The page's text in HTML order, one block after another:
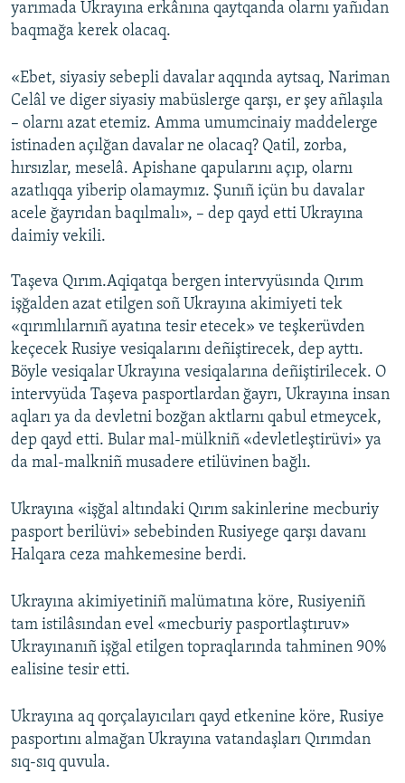
yarımada Ukrayına erkânına qaytqanda olarnı yañıdan
baqmağa kerek olacaq.
«Ebet, siyasiy sebepli davalar aqqında aytsaq, Nariman
Celâl ve diger siyasiy mabüslerge qarşı, er şey añlaşıla
– olarnı azat etemiz. Amma umumcinaiy maddelerge
istinaden açılğan davalar ne olacaq? Qatil, zorba,
hırsızlar, meselâ. Apishane qapularını açıp, olarnı
azatlıqqa yiberip olamaymız. Şunıñ içün bu davalar
acele ğayrıdan baqılmalı», – dep qayd etti Ukrayına
daimiy vekili.
Taşeva Qırım.Aqiqatqa bergen intervyüsında Qırım
işğalden azat etilgen soñ Ukrayına akimiyeti tek
«qırımlılarnıñ ayatına tesir etecek» ve teşkerüvden
keçecek Rusiye vesiqalarını deñiştirecek, dep ayttı.
Böyle vesiqalar Ukrayına vesiqalarına deñiştirilecek. O
intervyüda Taşeva pasportlardan ğayrı, Ukrayına insan
aqları ya da devletni bozğan aktlarnı qabul etmeycek,
dep qayd etti. Bular mal-mülkniñ «devletleştirüvi» ya
da mal-malkniñ musadere etilüvinen bağlı.
Ukrayına «işğal altındaki Qırım sakinlerine mecburiy
pasport berilüvi» sebebinden Rusiyege qarşı davanı
Halqara ceza mahkemesine berdi.
Ukrayına akimiyetiniñ malümatına köre, Rusiyeniñ
tam istilâsından evel «mecburiy pasportlaştıruv»
Ukrayınanıñ işğal etilgen topraqlarında tahminen 90%
ealisine tesir etti.
Ukrayına aq qorçalayıcıları qayd etkenine köre, Rusiye
pasportını almağan Ukrayına vatandaşları Qırımdan
sıq-sıq quvula.